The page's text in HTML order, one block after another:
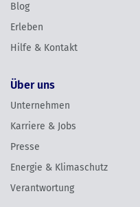
Blog
Erleben
Hilfe & Kontakt
Über uns
Unternehmen
Karriere & Jobs
Presse
Energie & Klimaschutz
Verantwortung